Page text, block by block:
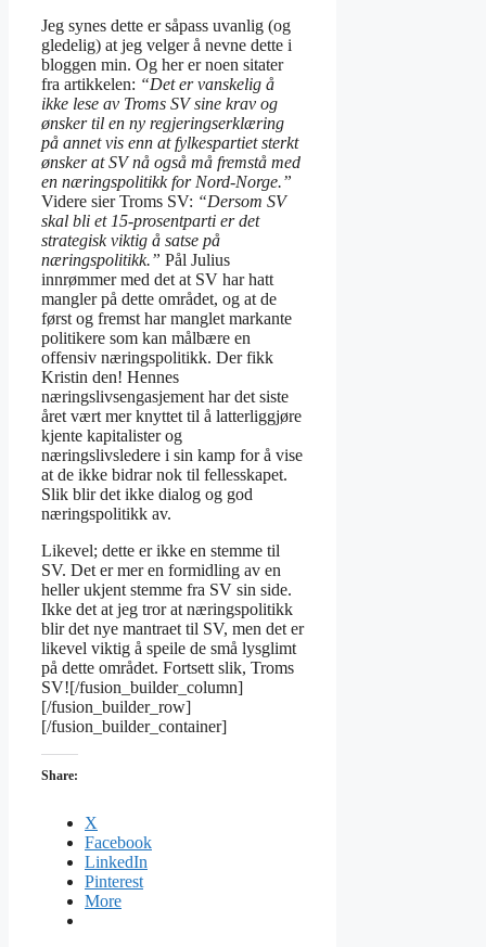
Jeg synes dette er såpass uvanlig (og
gledelig) at jeg velger å nevne dette i
bloggen min. Og her er noen sitater
fra artikkelen: “Det er vanskelig å
ikke lese av Troms SV sine krav og
ønsker til en ny regjeringserklæring
på annet vis enn at fylkespartiet sterkt
ønsker at SV nå også må fremstå med
en næringspolitikk for Nord-Norge.”
Videre sier Troms SV: “Dersom SV
skal bli et 15-prosentparti er det
strategisk viktig å satse på
næringspolitikk.” Pål Julius
innrømmer med det at SV har hatt
mangler på dette området, og at de
først og fremst har manglet markante
politikere som kan målbære en
offensiv næringspolitikk. Der fikk
Kristin den! Hennes
næringslivsengasjement har det siste
året vært mer knyttet til å latterliggjøre
kjente kapitalister og
næringslivsledere i sin kamp for å vise
at de ikke bidrar nok til fellesskapet.
Slik blir det ikke dialog og god
næringspolitikk av.
Likevel; dette er ikke en stemme til
SV. Det er mer en formidling av en
heller ukjent stemme fra SV sin side.
Ikke det at jeg tror at næringspolitikk
blir det nye mantraet til SV, men det er
likevel viktig å speile de små lysglimt
på dette området. Fortsett slik, Troms
SV![/fusion_builder_column]
[/fusion_builder_row]
[/fusion_builder_container]
Share:
X
Facebook
LinkedIn
Pinterest
More